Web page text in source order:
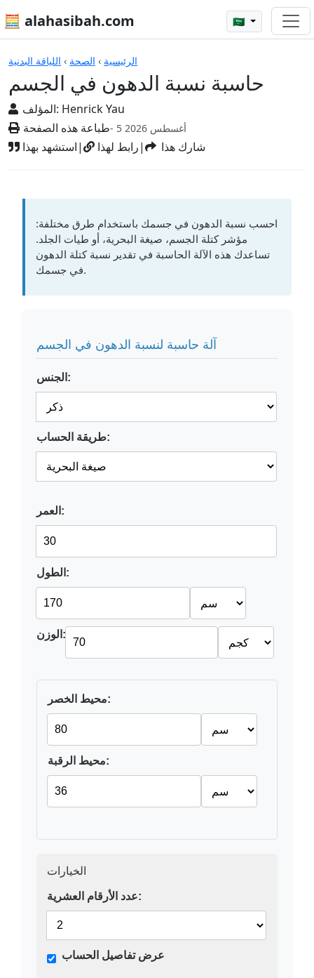
🧮 alahasibah.com 🇸🇦
الرئيسية › الصحة › اللياقة البدنية
حاسبة نسبة الدهون في الجسم
المؤلف: Henrick Yau
طباعة هذه الصفحة
- 5 أغسطس 2026
استشهد بهذا| رابط لهذا| شارك هذا
الآلات الحاسبة
احسب نسبة الدهون في جسمك باستخدام طرق مختلفة:
مؤشر كتلة الجسم، صيغة البحرية، أو طيات الجلد.
تساعدك هذه الآلة الحاسبة في تقدير نسبة كتلة الدهون
في جسمك.
آلة حاسبة لنسبة الدهون في الجسم
الجنس:
طريقة الحساب:
العمر:
الطول:
الوزن:
محيط الخصر:
محيط الرقبة:
الخيارات
عدد الأرقام العشرية:
عرض تفاصيل الحساب